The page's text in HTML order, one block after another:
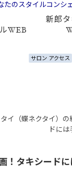
WEB
新郎
サロン アクセス
イ（蝶ネクタイ）
ドに
！タキシード